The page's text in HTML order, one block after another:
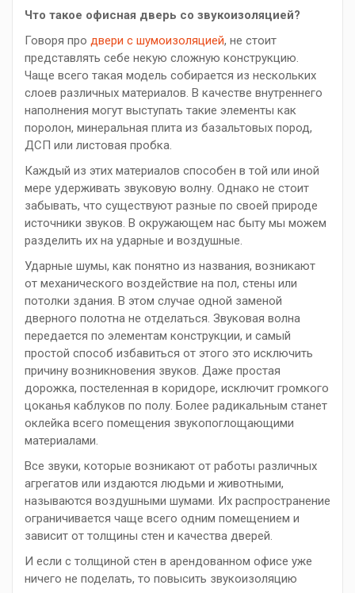
Что такое офисная дверь со звукоизоляцией?
Говоря про двери с шумоизоляцией, не стоит
представлять себе некую сложную конструкцию.
Чаще всего такая модель собирается из нескольких
слоев различных материалов. В качестве внутреннего
наполнения могут выступать такие элементы как
поролон, минеральная плита из базальтовых пород,
ДСП или листовая пробка.
Каждый из этих материалов способен в той или иной
мере удерживать звуковую волну. Однако не стоит
забывать, что существуют разные по своей природе
источники звуков. В окружающем нас быту мы можем
разделить их на ударные и воздушные.
Ударные шумы, как понятно из названия, возникают
от механического воздействие на пол, стены или
потолки здания. В этом случае одной заменой
дверного полотна не отделаться. Звуковая волна
передается по элементам конструкции, и самый
простой способ избавиться от этого это исключить
причину возникновения звуков. Даже простая
дорожка, постеленная в коридоре, исключит громкого
цоканья каблуков по полу. Более радикальным станет
оклейка всего помещения звукопоглощающими
материалами.
Все звуки, которые возникают от работы различных
агрегатов или издаются людьми и животными,
называются воздушными шумами. Их распространение
ограничивается чаще всего одним помещением и
зависит от толщины стен и качества дверей.
И если с толщиной стен в арендованном офисе уже
ничего не поделать, то повысить звукоизоляцию